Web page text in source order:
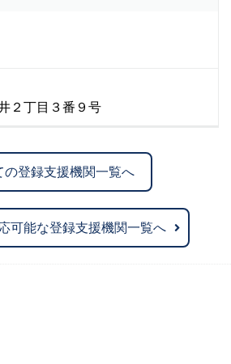
２丁目３番９号
の登録支援機関一覧へ
可能な登録支援機関一覧へ